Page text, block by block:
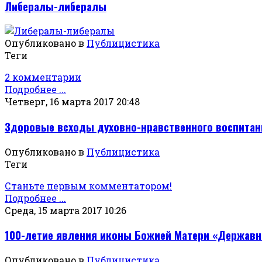
Либералы-либералы
Опубликовано в Публицистика
Теги
2 комментарии
Подробнее ...
Четверг, 16 марта 2017 20:48
Здоровые всходы духовно-нравственного
Опубликовано в Публицистика
Теги
Станьте первым комментатором!
Подробнее ...
Среда, 15 марта 2017 10:26
100-летие явления иконы Божией Матери